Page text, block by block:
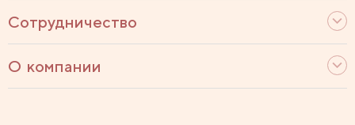
Сотрудничество
О компании